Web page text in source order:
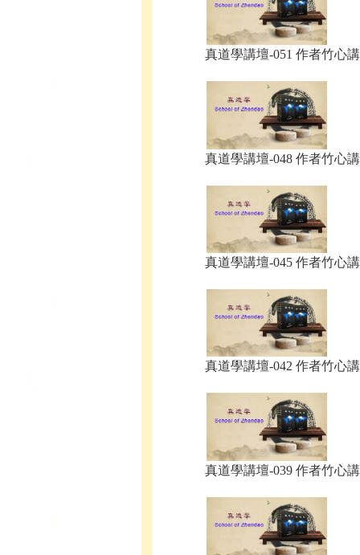
真道學講壇-051 作者竹心
真道學講壇-048 作者竹心
真道學講壇-045 作者竹心
真道學講壇-042 作者竹心
真道學講壇-039 作者竹心